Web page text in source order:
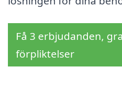
Få 3 erbjudanden,
förpliktelser